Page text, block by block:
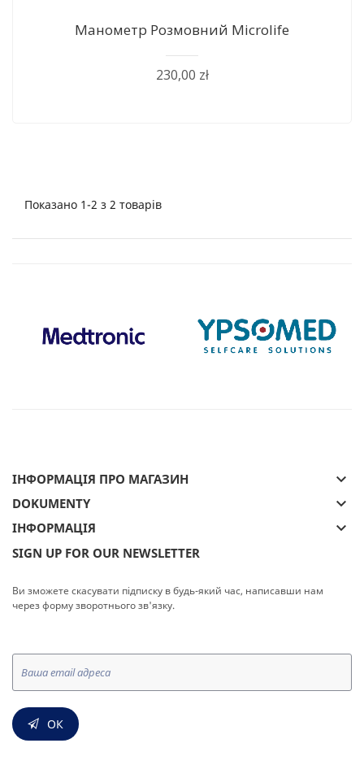
Манометр Розмовний Microlife
230,00 zł
Показано 1-2 з 2 товарів
ІНФОРМАЦІЯ ПРО МАГАЗИН keyboard_arrow_down
DOKUMENTY keyboard_arrow_down
ІНФОРМАЦІЯ keyboard_arrow_down
SIGN UP FOR OUR NEWSLETTER
Ви зможете скасувати підписку в будь-який час, написавши нам
через форму зворотнього зв'язку.
ОК